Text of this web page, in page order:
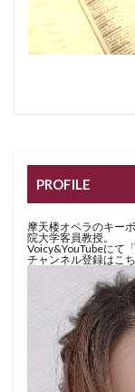
PROFILE
摩天楼オペラのキー
院大学客員教授。
Voicy&YouTubeにて
チャンネル登録はこ